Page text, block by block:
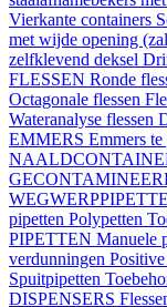
Vierkante containers
met wijde opening
zelfklevend deksel
FLESSEN Ronde
Octagonale flessen
Wateranalyse flessen
EMMERS Emmers
pipetten Polypetten
PIPETTEN Manuele
verdunningen
Spuitpipetten
DISPENSERS